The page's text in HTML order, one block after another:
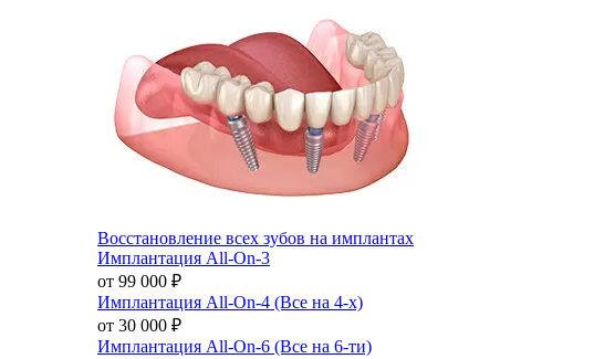
Восстановление всех зубов на имплантах
Имплантация All-On-3
от 99 000 ₽
Имплантация All-On-4 (Все на 4-х)
от 30 000 ₽
Имплантация All-On-6 (Все на 6-ти)